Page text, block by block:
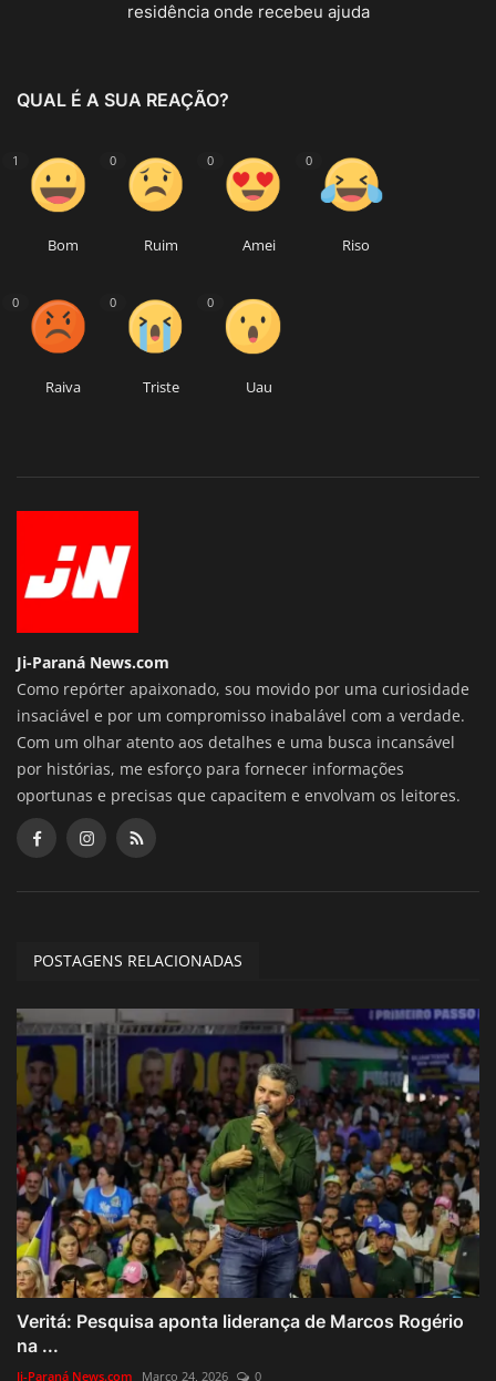
residência onde recebeu ajuda
QUAL É A SUA REAÇÃO?
1
Bom
0
Ruim
0
Amei
0
Riso
0
Raiva
0
Triste
0
Uau
Ji-Paraná News.com
Como repórter apaixonado, sou movido por uma curiosidade
insaciável e por um compromisso inabalável com a verdade.
Com um olhar atento aos detalhes e uma busca incansável
por histórias, me esforço para fornecer informações
oportunas e precisas que capacitem e envolvam os leitores.
POSTAGENS RELACIONADAS
Veritá: Pesquisa aponta liderança de Marcos Rogério
na ...
Ji-Paraná News.com Março 24, 2026 0